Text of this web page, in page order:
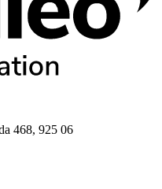
468, 925 06